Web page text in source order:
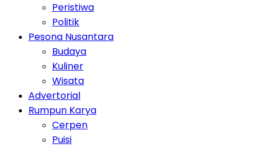
Peristiwa
Politik
Pesona Nusantara
Budaya
Kuliner
Wisata
Advertorial
Rumpun Karya
Cerpen
Puisi